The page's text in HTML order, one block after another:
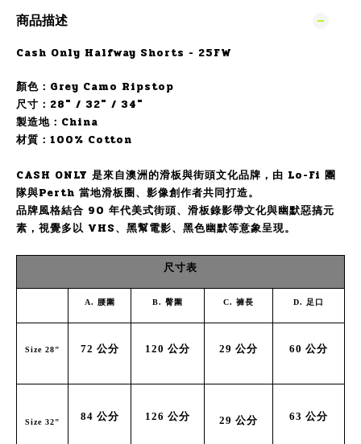
商品描述
Cash Only Halfway Shorts - 25FW
顏色： Grey Camo Ripstop
尺寸：28" / 32" / 34"
製造地：China
材質：100% Cotton
CASH ONLY 是來自澳洲的滑板與街頭文化品牌，由 Lo-Fi 團
隊與Perth 當地滑板圈、影像創作者共同打造。
品牌風格結合 90 年代美式街頭、滑板錄影帶文化與幽默惡搞元
素，視覺多以 VHS、黑幫電影、黑色幽默等意象呈現。
尺寸表
A. 腰圍 B. 臀圍 C. 褲長 D. 足口
Size 28" 72 公分 120 公分 29 公分 60 公分
Size 32" 84 公分 126 公分 29 公分 63 公分